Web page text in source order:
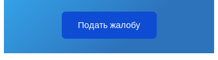
Подать жалобу